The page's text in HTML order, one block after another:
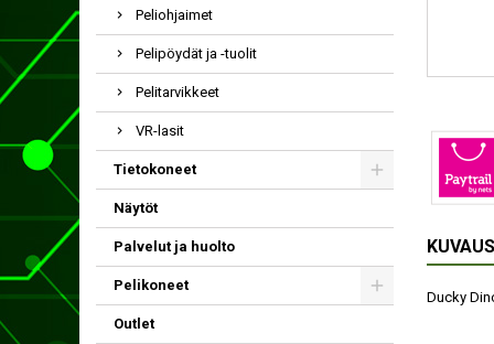
Peliohjaimet
Pelipöydät ja -tuolit
Pelitarvikkeet
VR-lasit
Tietokoneet
Näytöt
Palvelut ja huolto
Pelikoneet
Outlet
KUVAUS
Ducky